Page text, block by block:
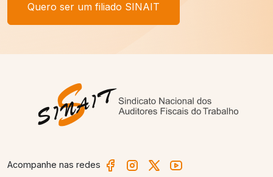
Quero ser um filiado SINAIT
Acompanhe nas redes